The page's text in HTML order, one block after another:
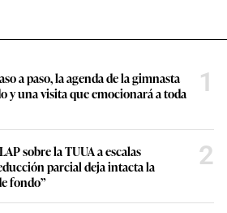
a paso, la agenda de la gimnasta
y una visita que emocionará a toda
1
sobre la TUUA a escalas
parcial deja intacta la
fondo”
2